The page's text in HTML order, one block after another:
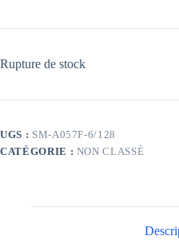
Rupture de stock
UGS : SM-A057F-6/128
CATÉGORIE : NON CLASSÉ